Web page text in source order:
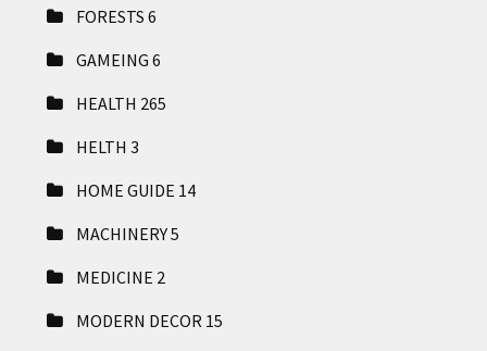
FORESTS 6
GAMEING 6
HEALTH 265
HELTH 3
HOME GUIDE 14
MACHINERY5
MEDICINE 2
MODERN DECOR 15